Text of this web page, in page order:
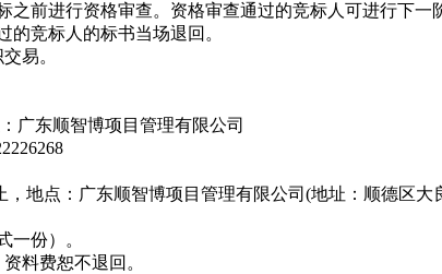
前进行资格审查。资格审查通过的竞标人可进行下
竞标人的标书当场退回。
易。
广东顺智博项目管理有限公司
地点：广东顺智博项目管理有限公司(地址：顺德区
一份）。
料费恕不退回。